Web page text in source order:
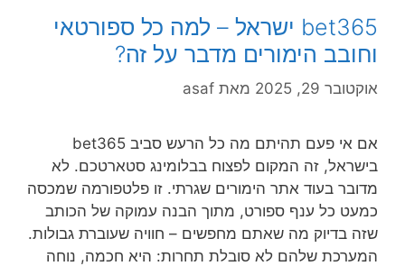
bet365 ישראל – למה כל ספורטאי
וחובב הימורים מדבר על זה?
אוקטובר 29, 2025 מאת asaf
אם אי פעם תהיתם מה כל הרעש סביב bet365
בישראל, זה המקום לפצוח בבלומינג סטארטכם. לא
מדובר בעוד אתר הימורים שגרתי. זו פלטפורמה שמכסה
כמעט כל ענף ספורט, מתוך הבנה עמוקה של הכותב
שזה בדיוק מה שאתם מחפשים – חוויה שעוברת גבולות.
המערכת שלהם לא סובלת תחרות: היא חכמה, נוחה